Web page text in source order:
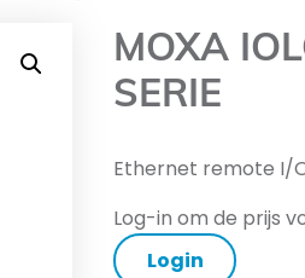
MOXA
SERIE
Ethernet remote I/
Log-in om de prijs
Login